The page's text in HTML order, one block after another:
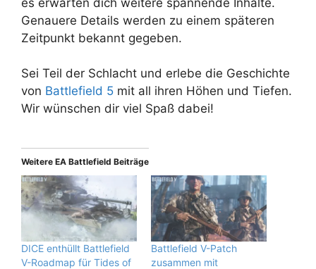
Genauere Details werden zu einem späteren
Zeitpunkt bekannt gegeben.
Sei Teil der Schlacht und erlebe die Geschichte
von Battlefield 5 mit all ihren Höhen und Tiefen.
Wir wünschen dir viel Spaß dabei!
Weitere EA Battlefield Beiträge
DICE enthüllt Battlefield
V-Roadmap für Tides of
Battlefield V-Patch
zusammen mit